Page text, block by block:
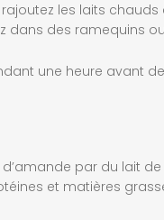
rajoutez les laits
dans des ramequins ou
une heure avant
par du lait
et matières